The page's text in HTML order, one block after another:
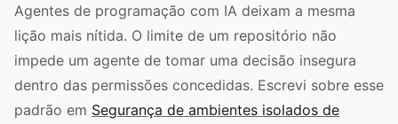
Agentes de programação com IA deixam a mesma
lição mais nítida. O limite de um repositório não
impede um agente de tomar uma decisão insegura
dentro das permissões concedidas. Escrevi sobre esse
padrão em Segurança de ambientes isolados de